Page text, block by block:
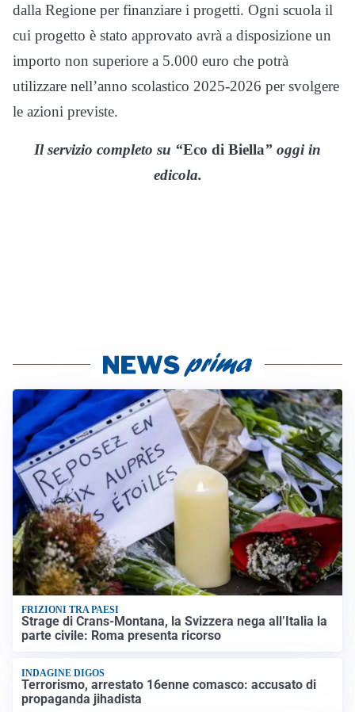
dalla Regione per finanziare i progetti. Ogni scuola il
cui progetto è stato approvato avrà a disposizione un
importo non superiore a 5.000 euro che potrà
utilizzare nell’anno scolastico 2025-2026 per svolgere
le azioni previste.
Il servizio completo su “Eco di Biella” oggi in
edicola.
FRIZIONI TRA PAESI
Strage di Crans-Montana, la Svizzera nega all’Italia la
parte civile: Roma presenta ricorso
INDAGINE DIGOS
Terrorismo, arrestato 16enne comasco: accusato di
propaganda jihadista